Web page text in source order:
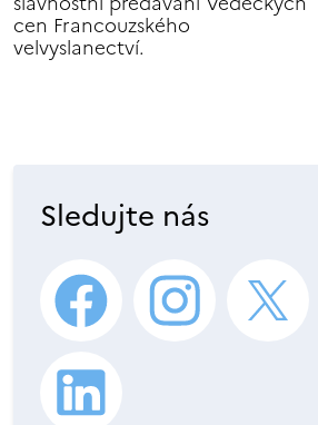
cen Francouzského
velvyslanectví.
Sledujte nás